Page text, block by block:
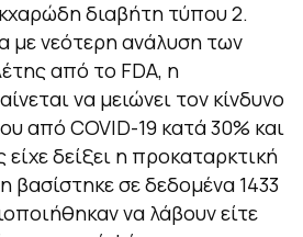
διαβήτη τύπου 2.
με νεότερη ανάλυση των
από το FDA, η
να μειώνει τον κίνδυνο
από COVID-19 κατά 30% και
δείξει η προκαταρκτική
βασίστηκε σε δεδομένα 1433
να λάβουν είτε